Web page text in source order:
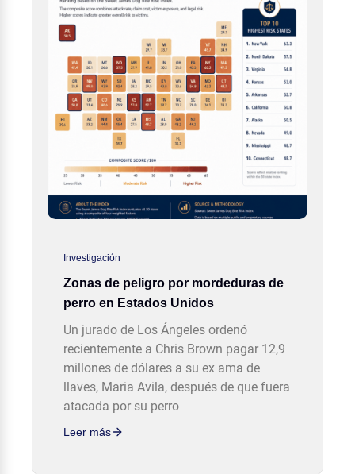
Investigación
Zonas de peligro por mordeduras de
perro en Estados Unidos
Un jurado de Los Ángeles ordenó
recientemente a Chris Brown pagar 12,9
millones de dólares a su ex ama de
llaves, Maria Avila, después de que fuera
atacada por su perro
Leer más